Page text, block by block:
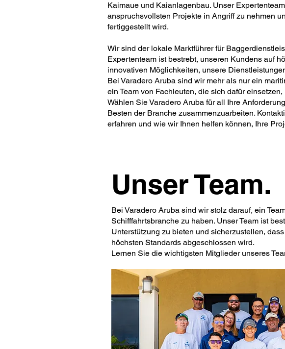
Kaimaue und Kaianlagenbau. Unser
anspruchsvollsten Projekte in Angriff zu nehmen
fertiggestellt wird.
Wir sind der lokale Marktführer für
Expertenteam ist bestrebt, unseren Kundens auf
innovativen Möglichkeiten, unsere
Bei Varadero Aruba sind wir mehr als nur ein
ein Team von Fachleuten, die sich dafür
Wählen Sie Varadero Aruba für all Ihre
Besten der Branche zusammenzuarbeiten.
erfahren und wie wir Ihnen helfen können, Ihre
Unser Team.
Bei Varadero Aruba sind wir stolz darauf, ein
Schifffahrtsbranche zu haben. Unser Team ist
Unterstützung zu bieten und sicherzustellen,
höchsten Standards abgeschlossen wird.
Lernen Sie die wichtigsten Mitglieder unseres